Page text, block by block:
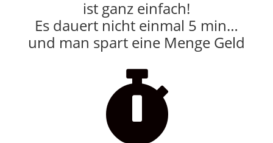
ist ganz einfach!
Es dauert nicht einmal 5 min…
und man spart eine Menge Geld
